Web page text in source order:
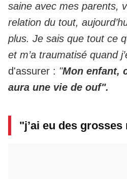
saine avec mes parents,
relation du tout,
plus. Je sais que tout ce
et m’a traumatisé quand
d'assurer : "Mon enfant,
aura une vie de ouf".
"j’ai eu des grosses